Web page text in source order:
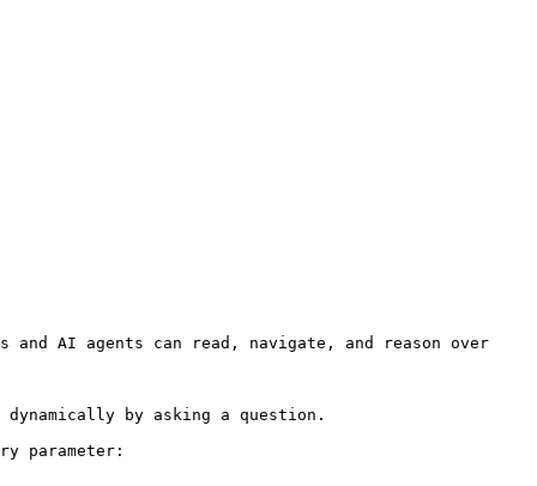
and AI agents can read, navigate, and reason over
by asking a question.
parameter: